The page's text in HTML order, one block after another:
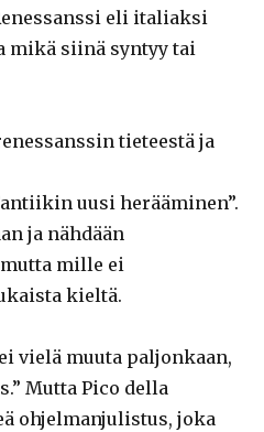
eli italiaksi
mikä siinä syntyy tai
tieteestä ja
uusi herääminen”.
ja nähdään
mille ei
kieltä.
vielä muuta paljonkaan,
Mutta Pico della
ohjelmanjulistus, joka